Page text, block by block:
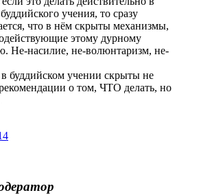
учения, то сразу
что в нём скрыты механизмы,
этому дурному
Не-насилие, не-волюнтаризм, не-
в буддийском учении скрыты не
о том, ЧТО делать, но